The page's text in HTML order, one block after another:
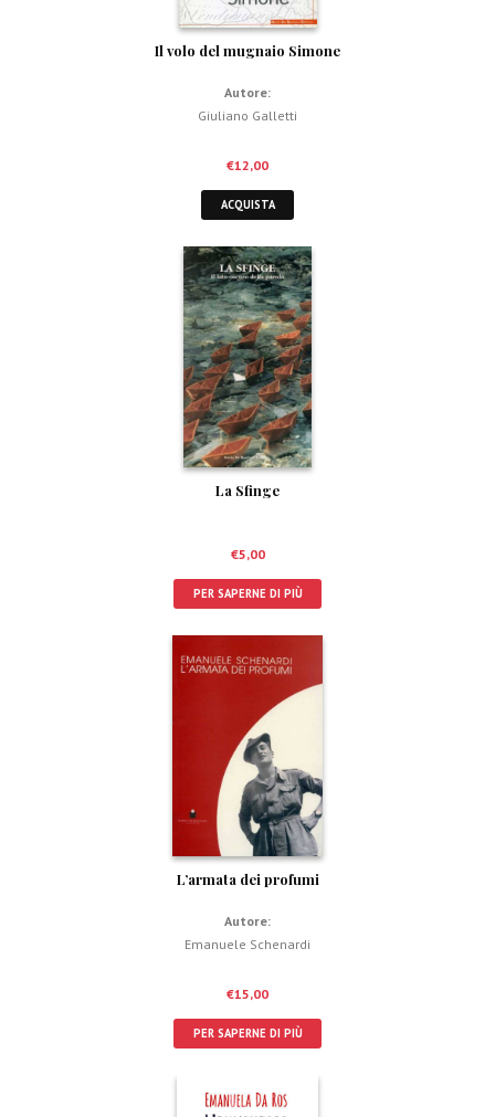
Il volo del mugnaio Simone
Autore:
Giuliano Galletti
€12,00
ACQUISTA
La Sfinge
€5,00
PER SAPERNE DI PIÙ
L’armata dei profumi
Autore:
Emanuele Schenardi
€15,00
PER SAPERNE DI PIÙ